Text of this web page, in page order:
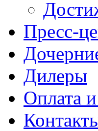
Пресс-
Дилеры
Оплата